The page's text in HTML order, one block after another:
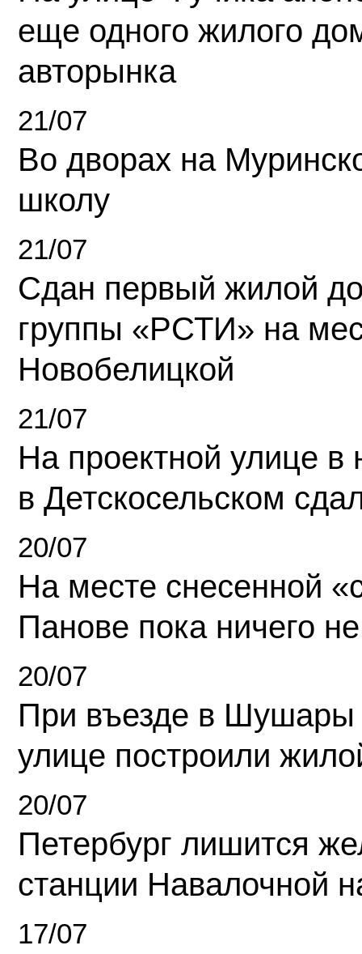
еще одного жилого
авторынка
21/07
Во дворах на
школу
21/07
Сдан первый жилой
группы «РСТИ» на
Новобелицкой
21/07
На проектной улице
в Детскосельском
20/07
На месте снесенной
Панове пока ничего
20/07
При въезде в Шушары
улице построили
20/07
Петербург лишится
станции Навалочной
17/07